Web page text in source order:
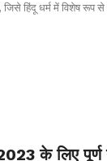
हिंदू धर्म में विशेष रूप
के लिए पूर्ण